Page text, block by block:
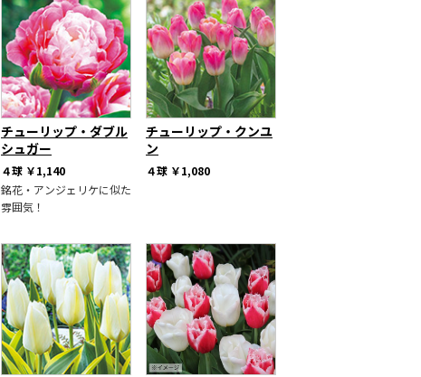
チューリップ・ダブル
シュガー
４球 ￥1,140
銘花・アンジェリケに似た
雰囲気！
チューリップ・クンユ
ン
４球 ￥1,080